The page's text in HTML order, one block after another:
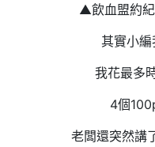
▲飲血盟約
其實小編
我花最多
4個
老闆還突然講